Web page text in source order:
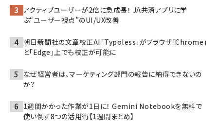
アクティブユーザーが2倍に急成長！ JA共済アプリに学
ぶ“ユーザー視点”のUI/UX改善
朝日新聞社の文章校正AI「Typoless」がブラウザ「Chrome」
と「Edge」上でも校正が可能に
なぜ経営者は、マーケティング部門の報告に納得できないの
か？
1週間かかった作業が1日に！ Gemini Notebookを無料で
使い倒す8つの活用術【1週間まとめ】